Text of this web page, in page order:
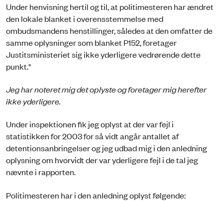
Under henvisning hertil og til, at politimesteren har ændret
den lokale blanket i overensstemmelse med
ombudsmandens henstillinger, således at den omfatter de
samme oplysninger som blanket P152, foretager
Justitsministeriet sig ikke yderligere vedrørende dette
punkt."
Jeg har noteret mig det oplyste og foretager mig herefter
ikke yderligere.
Under inspektionen fik jeg oplyst at der var fejl i
statistikken for 2003 for så vidt angår antallet af
detentionsanbringelser og jeg udbad mig i den anledning
oplysning om hvorvidt der var yderligere fejl i de tal jeg
nævnte i rapporten.
Politimesteren har i den anledning oplyst følgende: